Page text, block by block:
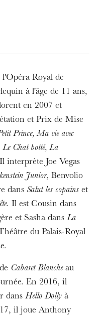
Royal de
à l'âge de 11 ans,
en 2007 et
et Prix de Mise
Prince, Ma vie avec
Chat botté, La
Il interprète Joe Vegas
Junior, Benvolio
dans Salut les copains et
. Il est Cousin dans
et Sasha dansLa
du Palais-Royal
Cabaret Blancheau
En 2016, il
dansHello Dolly à
il joue Anthony